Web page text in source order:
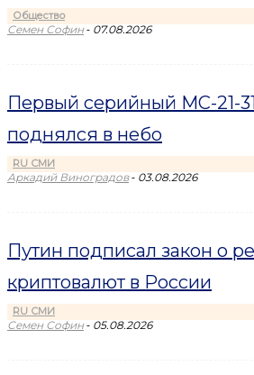
Общество
Семен Софин - 07.08.2026
Первый серийный МС-21-
поднялся в небо
RU СМИ
Аркадий Виноградов - 03.08.2026
Путин подписал закон о
криптовалют в России
RU СМИ
Семен Софин - 05.08.2026